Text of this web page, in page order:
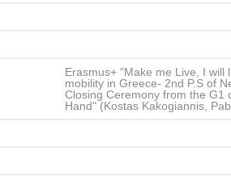
Erasmus+ "Make me Live, I will
mobility in Greece- 2nd P.S of
Closing Ceremony from the G1
Hand" (Kostas Kakogiannis,